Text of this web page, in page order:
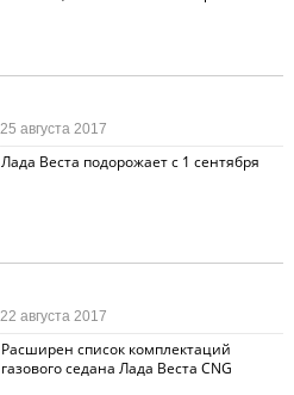
Лада Веста подорожает с 1 сентября
25 августа 2017
Расширен список комплектаций
газового седана Лада Веста CNG
22 августа 2017